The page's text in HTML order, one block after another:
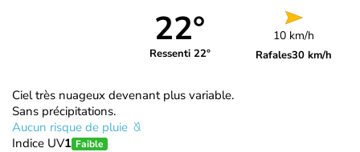
22°
Ressenti 22°
10 km/h
Rafales30 km/h
Ciel très nuageux devenant plus variable.
Sans précipitations.
Aucun risque de pluie
Indice UV1 Faible